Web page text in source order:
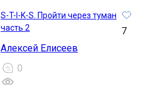
S-T-I-K-S. Пройти через туман
часть 2
7
Алексей Елисеев
0